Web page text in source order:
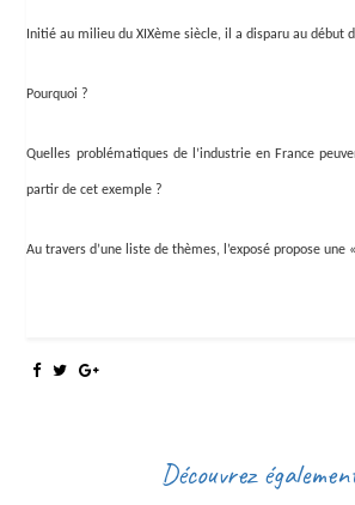
Initié au milieu du XIXème siècle, il a disparu au début
Pourquoi ?
Quelles problématiques de l’industrie en France
partir de cet exemple ?
Au travers d’une liste de thèmes, l’exposé propose une
Découvrez